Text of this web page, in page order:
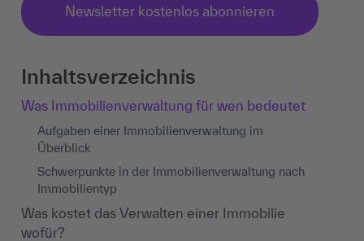
Newsletter kostenlos abonnieren
Inhaltsverzeichnis
Was Immobilienverwaltung für wen bedeutet
Aufgaben einer Immobilienverwaltung im
Überblick
Schwerpunkte in der Immobilienverwaltung nach
Immobilientyp
Was kostet das Verwalten einer Immobilie
wofür?